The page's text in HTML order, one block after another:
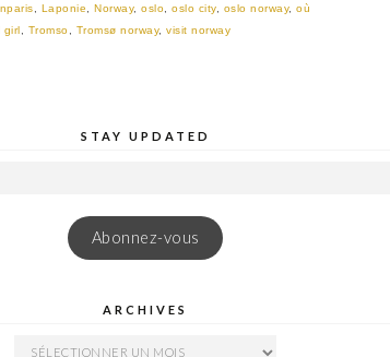
Laponie ,Norway,oslo ,oslo city, oslo norway,où
girl Tromso Tromsø norway,visit norway
STAY UPDATED
Abonnez-vous
ARCHIVES
ARCHIVES